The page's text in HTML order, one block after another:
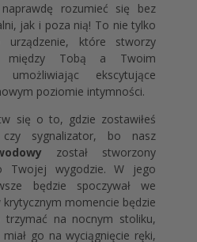
rozumieć się bez
jak i poza nią! To nie tylko
które stworzy
między Tobą a Twoim
umożliwiając ekscytujące
poziomie intymności.
się o to, gdzie zostawiłeś
sygnalizator, bo nasz
został stworzony
Twojej wygodzie. W jego
będzie spoczywał we
momencie będzie
na nocnym stoliku,
go na wyciągnięcie ręki,